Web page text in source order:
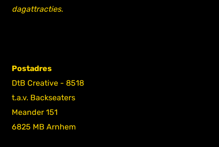
dagattracties.
Postadres
DtB Creative - 8518
t.a.v. Backseaters
Meander 151
6825 MB Arnhem